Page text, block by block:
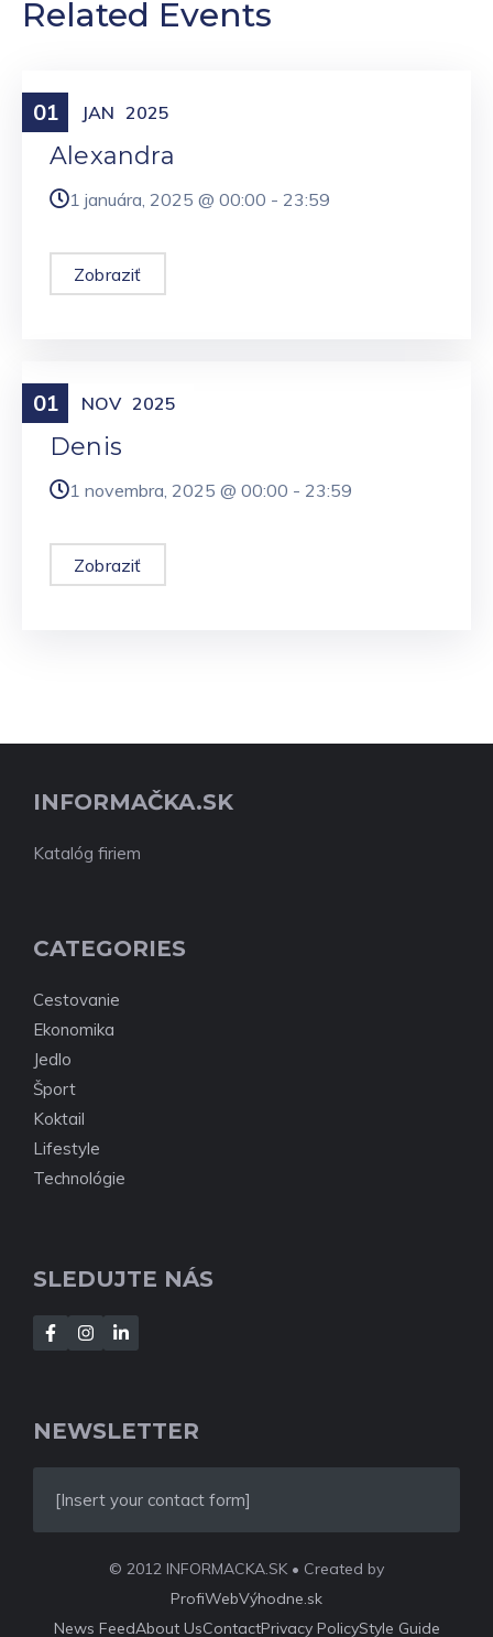
Related Events
01 JAN 2025
Meniny
Alexandra
1 januára, 2025 @ 00:00 - 23:59
Zobraziť
01 NOV 2025
Meniny
Denis
1 novembra, 2025 @ 00:00 - 23:59
Zobraziť
INFORMAČKA.SK
Katalóg firiem
CATEGORIES
Cestovanie
Ekonomika
Jedlo
Šport
Koktail
Lifestyle
Technológie
SLEDUJTE NÁS
NEWSLETTER
[Insert your contact form]
© 2012 INFORMACKA.SK • Created by
ProfiWebVýhodne.sk
News FeedAbout UsContactPrivacy PolicyStyle Guide